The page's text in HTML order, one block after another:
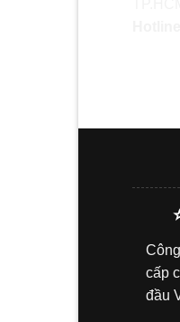
cấp
đầu